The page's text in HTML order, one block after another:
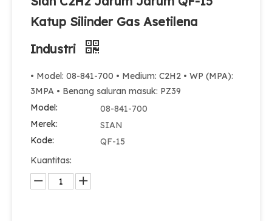
Katup Silinder Gas Asetilena
Industri
• Model: 08-841-700 • Medium: C2H2 • WP (MPA):
3MPA • Benang saluran masuk: PZ39
Model:
08-841-700
Merek:
SIAN
Kode:
QF-15
Kuantitas: